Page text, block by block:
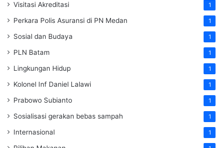
Visitasi Akreditasi 1
Perkara Polis Asuransi di PN Medan 1
Sosial dan Budaya 1
PLN Batam 1
Lingkungan Hidup 1
Kolonel Inf Daniel Lalawi 1
Prabowo Subianto 1
Sosialisasi gerakan bebas sampah 1
Internasional 1